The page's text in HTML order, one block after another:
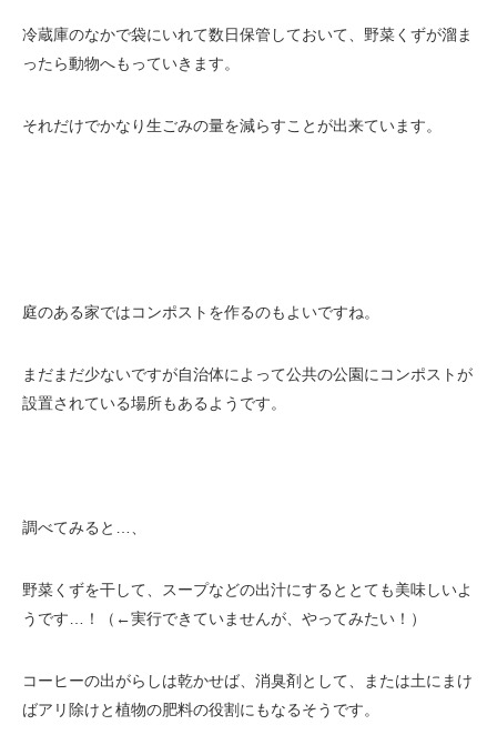
冷蔵庫のなかで袋にいれて数日保管しておいて、野菜くずが溜ま
ったら動物へもっていきます。
それだけでかなり生ごみの量を減らすことが出来ています。
庭のある家ではコンポストを作るのもよいですね。
まだまだ少ないですが自治体によって公共の公園にコンポストが
設置されている場所もあるようです。
調べてみると…、
野菜くずを干して、スープなどの出汁にするととても美味しいよ
うです…！（←実行できていませんが、やってみたい！）
コーヒーの出がらしは乾かせば、消臭剤として、または土にまけ
ばアリ除けと植物の肥料の役割にもなるそうです。